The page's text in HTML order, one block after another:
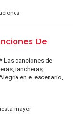
De
Las canciones de
rancheras,
en el escenario,
mayor